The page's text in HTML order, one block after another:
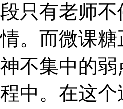
只有老师
。而微课
不集中的
中。在这